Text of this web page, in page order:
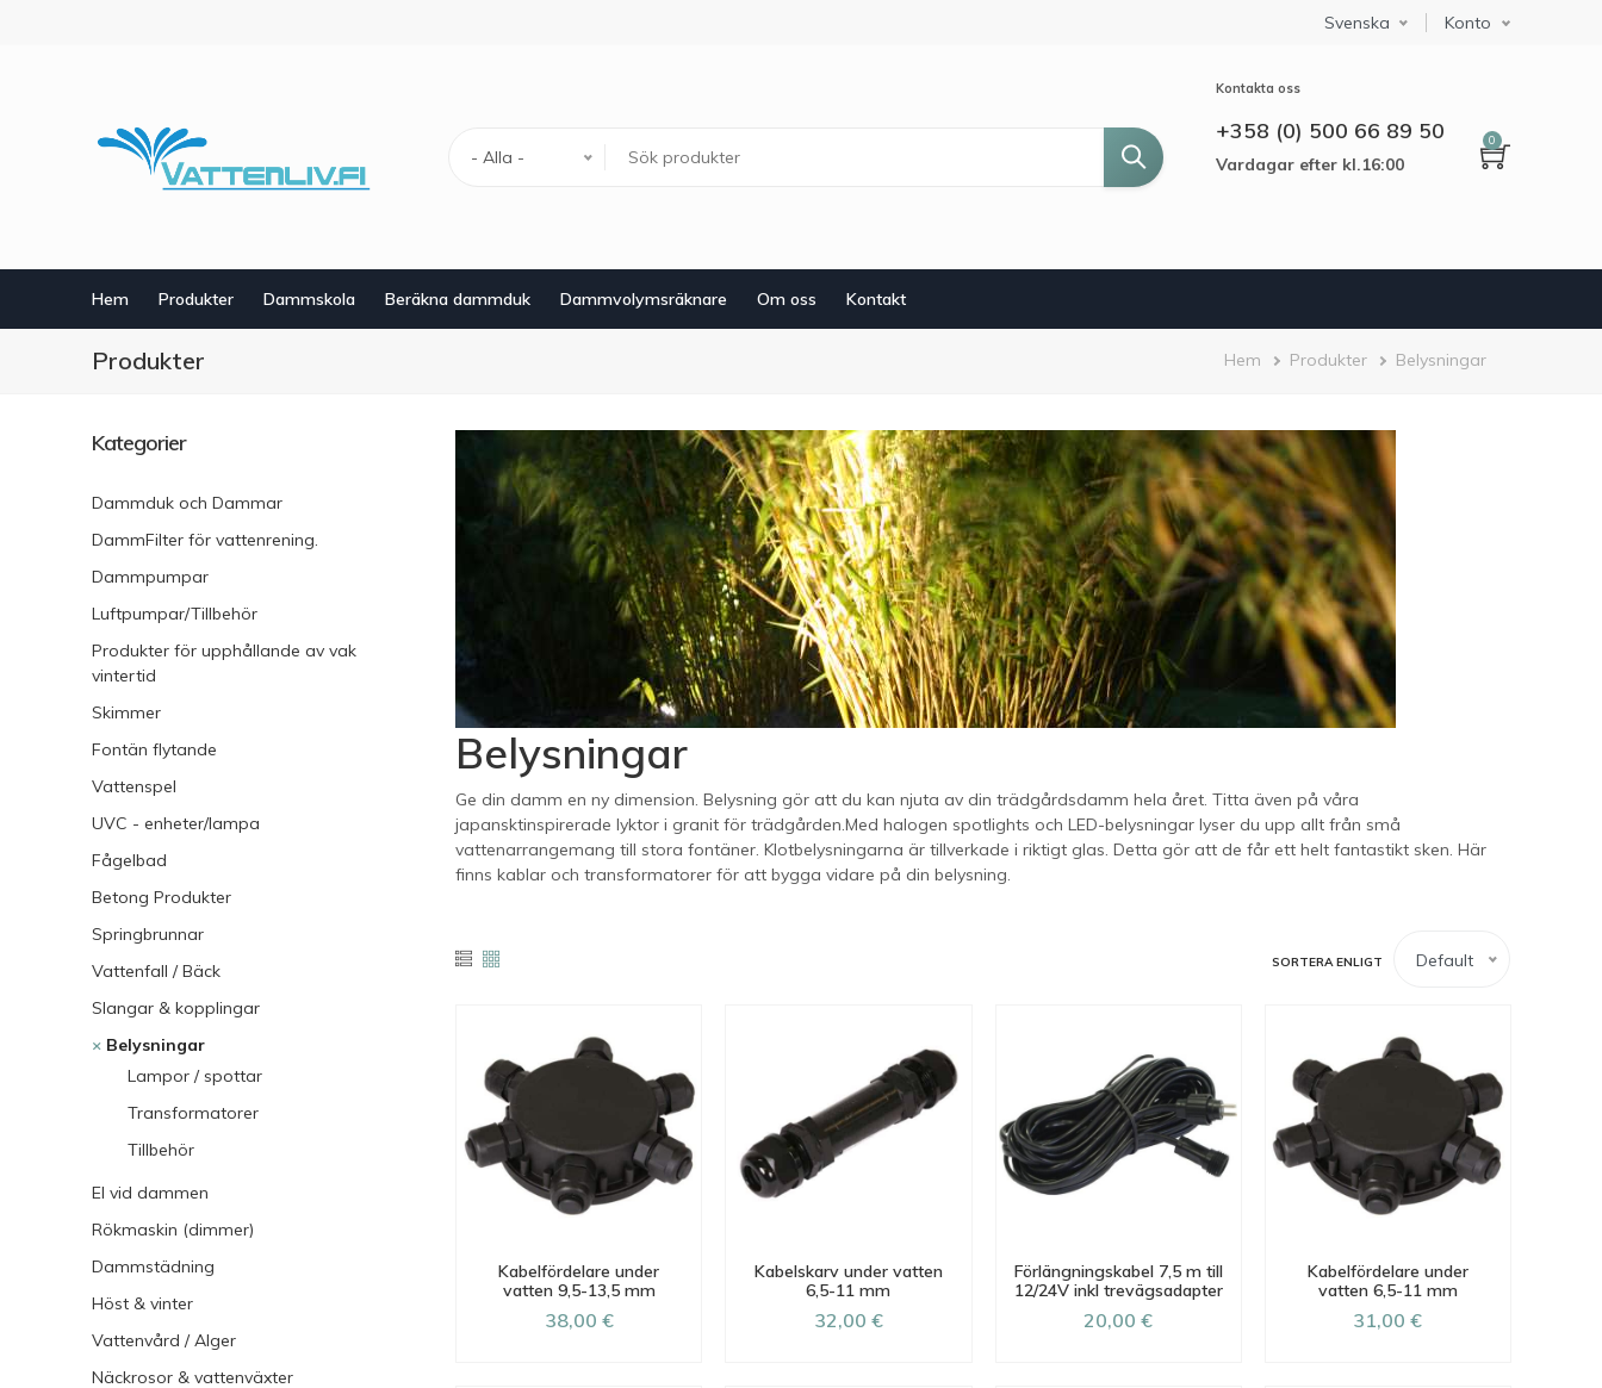
Select your language
Svenska Konto
- Alla -
Kontakta oss
+358 (0) 500 66 89 50
Vardagar efter kl.16:00
0
Hem Produkter Dammskola Beräkna dammduk Dammvolymsräknare Om oss Kontakt
Produkter Länkstig
Hem Produkter Belysningar
Kategorier
Dammduk och Dammar
DammFilter för vattenrening.
Dammpumpar
Luftpumpar/Tillbehör
Produkter för upphållande av vak
vintertid
Skimmer
Fontän flytande
Vattenspel
UVC - enheter/lampa
Fågelbad
Betong Produkter
Springbrunnar
Vattenfall / Bäck
Slangar & kopplingar
× Belysningar
Lampor / spottar
Transformatorer
Tillbehör
El vid dammen
Rökmaskin (dimmer)
Dammstädning
Höst & vinter
Vattenvård / Alger
Näckrosor & vattenväxter
Belysningar
Ge din damm en ny dimension. Belysning gör att du kan njuta av din trädgårdsdamm hela året. Titta även på våra
japansktinspirerade lyktor i granit för trädgården.Med halogen spotlights och LED-belysningar lyser du upp allt från små
vattenarrangemang till stora fontäner. Klotbelysningarna är tillverkade i riktigt glas. Detta gör att de får ett helt fantastikt sken. Här
finns kablar och transformatorer för att bygga vidare på din belysning.
SORTERA ENLIGT Default
Kabelfördelare under
vatten 9,5-13,5 mm
38,00 €
Kabelskarv under vatten
6,5-11 mm
32,00 €
Förlängningskabel 7,5 m till
12/24V inkl trevägsadapter
20,00 €
Kabelfördelare under
vatten 6,5-11 mm
31,00 €